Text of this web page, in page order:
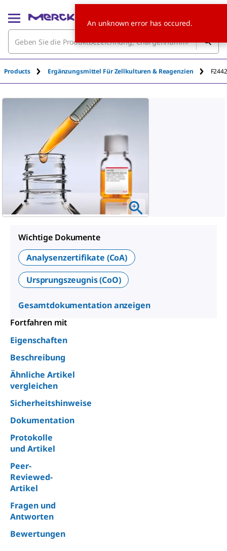
Products Ergänzungsmittel Für Zellkulturen & Reagenzien F2442
Wichtige Dokumente
Analysenzertifikate (CoA)
Ursprungszeugnis (CoO)
Gesamtdokumentation anzeigen
Fortfahren mit
Eigenschaften
Beschreibung
Ähnliche Artikel
vergleichen
Sicherheitshinweise
Dokumentation
Protokolle
und Artikel
Peer-
Reviewed-
Artikel
Fragen und
Antworten
Bewertungen
An unknown error has occured.